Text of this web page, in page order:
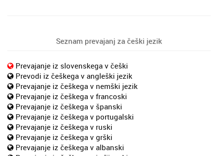
Seznam prevajanj za češki jezik
Prevajanje iz slovenskega v češki
Prevodi iz češkega v angleški jezik
Prevajanje iz češkega v nemški jezik
Prevajanje iz češkega v francoski
Prevajanje iz češkega v španski
Prevajanje iz češkega v portugalski
Prevajanje iz češkega v ruski
Prevajanje iz češkega v grški
Prevajanje iz češkega v albanski